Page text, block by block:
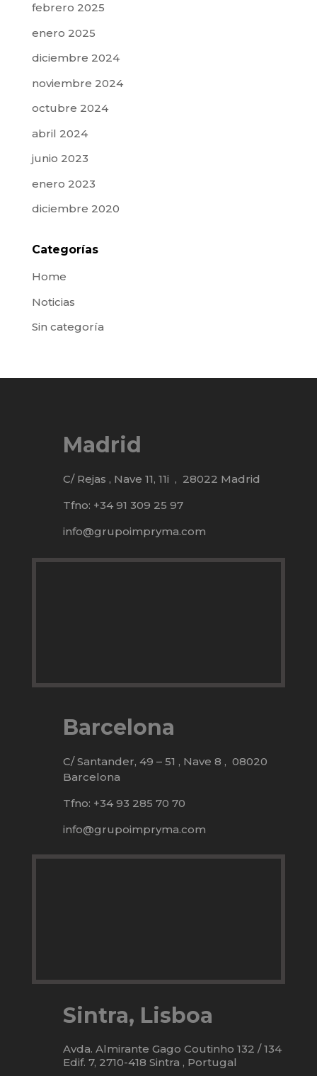
febrero 2025
enero 2025
diciembre 2024
noviembre 2024
octubre 2024
abril 2024
junio 2023
enero 2023
diciembre 2020
Categorías
Home
Noticias
Sin categoría
Madrid
C/ Rejas , Nave 11, 11i , 28022 Madrid
Tfno: +34 91 309 25 97
info@grupoimpryma.com
Barcelona
C/ Santander, 49 – 51 , Nave 8 , 08020
Barcelona
Tfno: +34 93 285 70 70
info@grupoimpryma.com
Sintra, Lisboa
Avda. Almirante Gago Coutinho 132 / 134
Edif. 7, 2710-418 Sintra , Portugal